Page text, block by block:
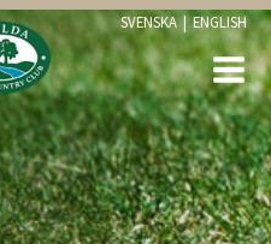
SVENSKA | ENGLISH